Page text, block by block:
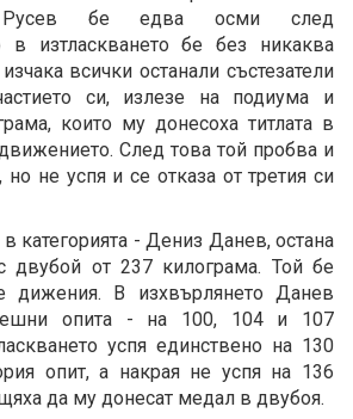
Русев бе едва осми след
в изтласкването бе без никаква
всички останали състезатели
си, излезе на подиума и
които му донесоха титлата в
След това той пробва и
не успя и се отказа от третия си
категорията - Дениз Данев, остана
двубой от 237 килограма. Той бе
дижения. В изхвърлянето Данев
опита - на 100, 104 и 107
успя единствено на 130
опит, а накрая не успя на 136
да му донесат медал в двубоя.